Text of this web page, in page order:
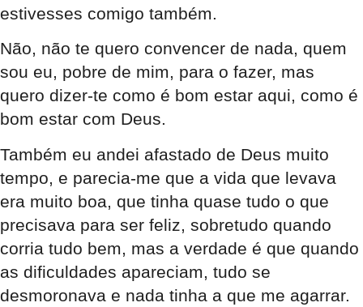
estivesses comigo também.
Não, não te quero convencer de nada, quem
sou eu, pobre de mim, para o fazer, mas
quero dizer-te como é bom estar aqui, como é
bom estar com Deus.
Também eu andei afastado de Deus muito
tempo, e parecia-me que a vida que levava
era muito boa, que tinha quase tudo o que
precisava para ser feliz, sobretudo quando
corria tudo bem, mas a verdade é que quando
as dificuldades apareciam, tudo se
desmoronava e nada tinha a que me agarrar.